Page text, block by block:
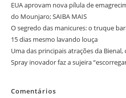
EUA aprovam nova pílula de
do Mounjaro; SAIBA MAIS
O segredo das manicures: o truque
15 dias mesmo lavando louça
Uma das principais atrações da Bienal,
Spray inovador faz a sujeira
Comentários